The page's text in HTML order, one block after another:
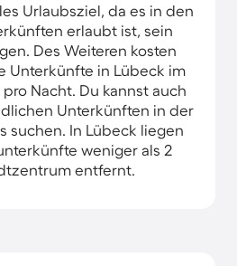
Urlaubsziel, da es in den
erlaubt ist, sein
Des Weiteren kosten
Unterkünfte in Lübeck im
Nacht. Du kannst auch
Unterkünften in der
suchen. In Lübeck liegen
weniger als 2
entfernt.